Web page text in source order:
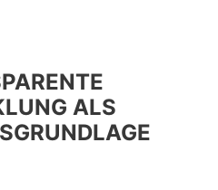
ALS